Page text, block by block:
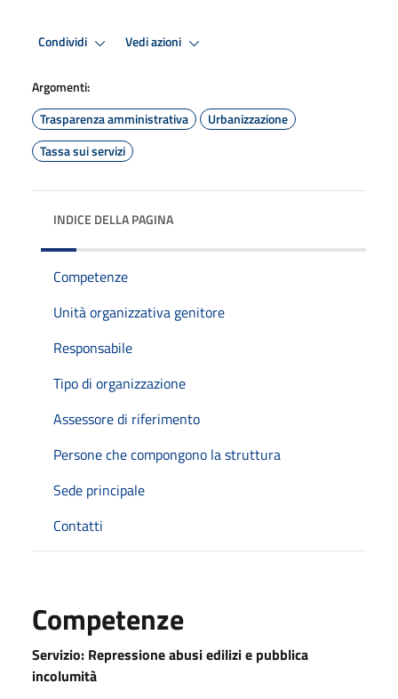
Condividi Vedi azioni
Argomenti:
Trasparenza amministrativa
Urbanizzazione
Tassa sui servizi
INDICE DELLA PAGINA
Competenze
Unità organizzativa genitore
Responsabile
Tipo di organizzazione
Assessore di riferimento
Persone che compongono la struttura
Sede principale
Contatti
Competenze
Servizio: Repressione abusi edilizi e pubblica
incolumità